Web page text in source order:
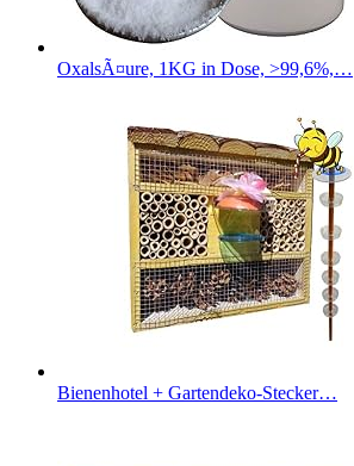
OxalsÃ¤ure, 1KG in Dose, >99,6%,…
Bienenhotel + Gartendeko-Stecker…